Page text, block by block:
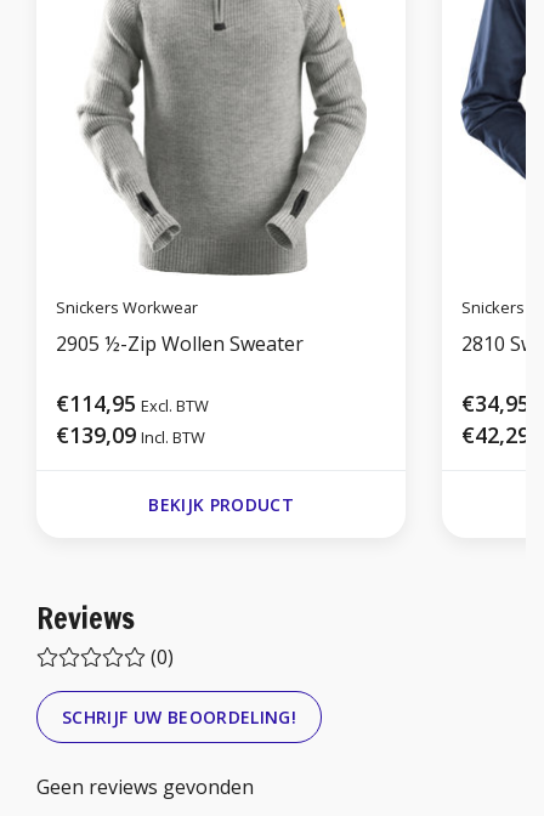
Snickers Workwear
2905 ½-Zip Wollen Sweater
€114,95 Excl. BTW
€139,09 Incl. BTW
BEKIJK PRODUCT
Snickers
2810
€34,95
€42,29
Reviews
(0)
SCHRIJF UW BEOORDELING!
Geen reviews gevonden